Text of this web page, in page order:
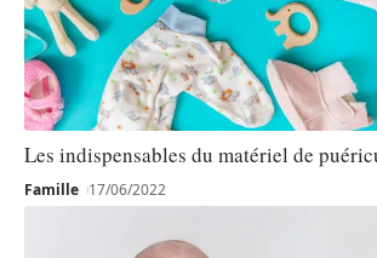
Les indispensables du matériel de
Famille 17/06/2022